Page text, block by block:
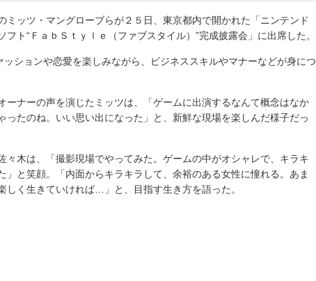
ッツ・マングローブらが２５日、東京都内で開かれた「ニンテンド
ト“ＦａｂＳｔｙｌｅ（ファブスタイル）”完成披露会」に出席した。
ションや恋愛を楽しみながら、ビジネススキルやマナーなどが身につ
ナーの声を演じたミッツは、「ゲームに出演するなんて概念はなか
ったのね。いい思い出になった」と、新鮮な現場を楽しんだ様子だっ
木は、「撮影現場でやってみた。ゲームの中がオシャレで、キラキ
」と笑顔。「内面からキラキラして、余裕のある女性に憧れる。あま
しく生きていければ…」と、目指す生き方を語った。